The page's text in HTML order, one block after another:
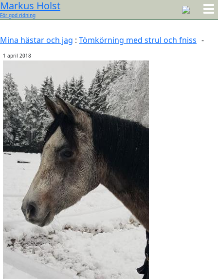
Markus Holst
För god ridning
Mina hästar och jag : Tömkörning med strul och fniss -
1 april 2018